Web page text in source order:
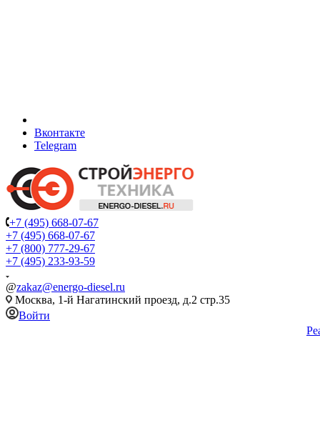
Вконтакте
Telegram
+7 (495) 668-07-67
+7 (495) 668-07-67
+7 (800) 777-29-67
+7 (495) 233-93-59
@zakaz@energo-diesel.ru
Москва, 1-й Нагатинский проезд, д.2 стр.35
Войти